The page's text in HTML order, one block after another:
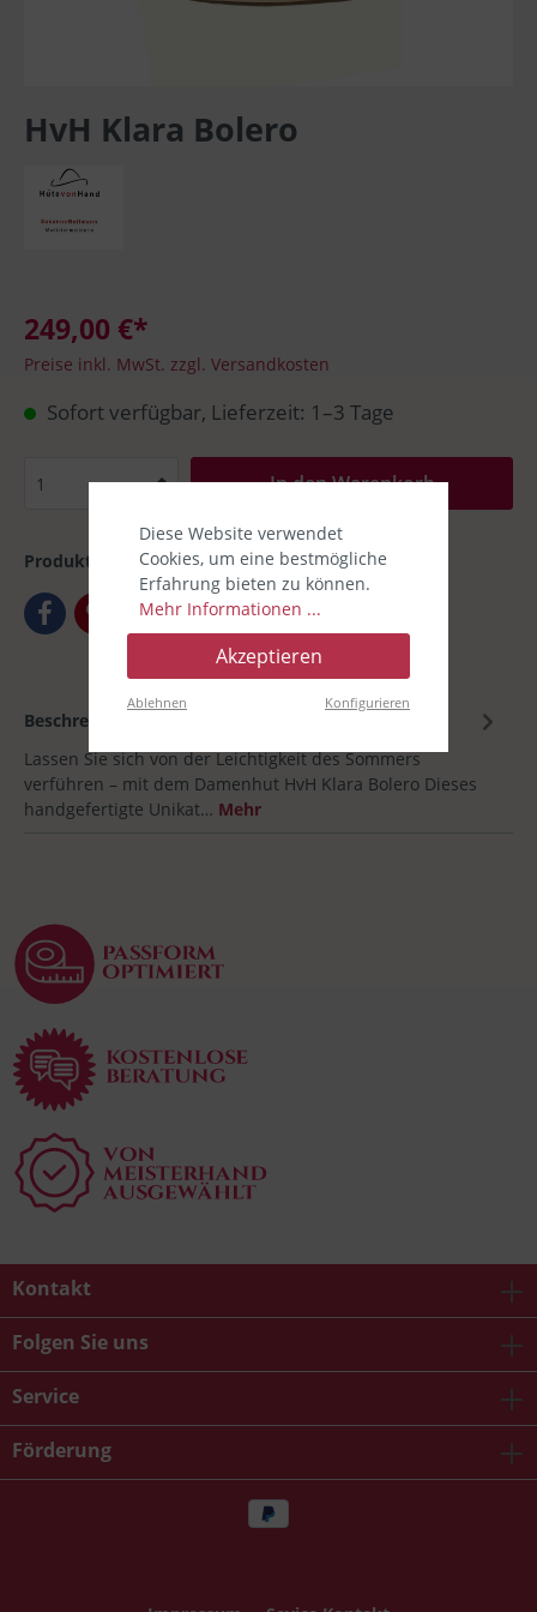
HvH Klara Bolero
249,00 €*
Preise inkl. MwSt. zzgl. Versandkosten
Sofort verfügbar, Lieferzeit: 1–3 Tage
In den Warenkorb
Produktnummer:00032814
Beschreibung
Lassen Sie sich von der Leichtigkeit des Sommers
verführen – mit dem Damenhut HvH Klara Bolero Dieses
handgefertigte Unikat… Mehr
Kontakt
Folgen Sie uns
Service
Förderung
Diese Website verwendet
Cookies, um eine bestmögliche
Erfahrung bieten zu können.
Mehr Informationen ...
Akzeptieren
Ablehnen Konfigurieren